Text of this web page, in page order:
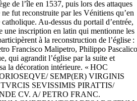
de l’île en 1537, puis lors des attaques
fut reconstruite par les Vénitiens qu’en
Au-dessus du portail d’entrée,
une inscription en latin qui mentionne les
à la reconstruction de l’église :
Francisco Malipetro, Philippo Pascalico
qui agrandit l’église par la suite et
la décoration intérieure. « HOC
SEMP(ER) VIRGINIS
SEVISSIMIS PIRATTIS/
CV. A/ PETRO FRANC.